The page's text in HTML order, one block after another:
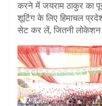
करने में जयराम ठाकुर का
शूटिंग के लिए हिमाचल
सेट कर लें, जितनी लोकेशन